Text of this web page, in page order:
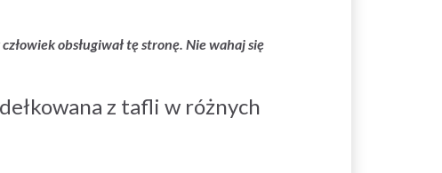
obsługiwał tę stronę. Nie wahaj się
z tafli w różnych